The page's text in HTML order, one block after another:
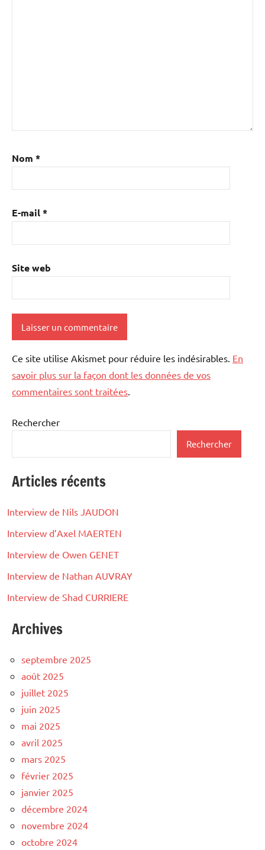
Nom *
E-mail*
Site web
Ce site utilise Akismet pour réduire les indésirables. En
savoir plus sur la façon dont les données de vos
commentaires sont traitées.
Rechercher
Rechercher
Articles récents
Interview de Nils JAUDON
Interview d’Axel MAERTEN
Interview de Owen GENET
Interview de Nathan AUVRAY
Interview de Shad CURRIERE
Archives
septembre 2025
août 2025
juillet 2025
juin 2025
mai 2025
avril 2025
mars 2025
février 2025
janvier 2025
décembre 2024
novembre 2024
octobre 2024